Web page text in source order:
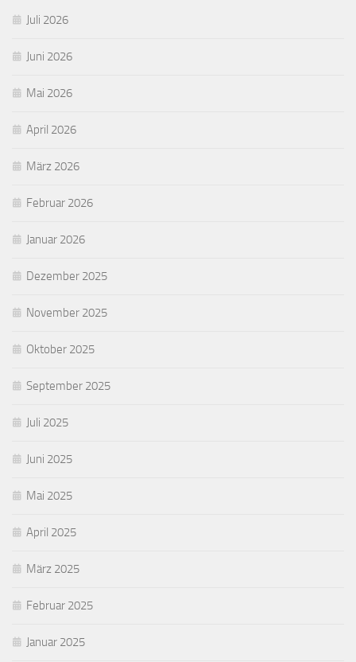
Juli 2026
Juni 2026
Mai 2026
April 2026
März 2026
Februar 2026
Januar 2026
Dezember 2025
November 2025
Oktober 2025
September 2025
Juli 2025
Juni 2025
Mai 2025
April 2025
März 2025
Februar 2025
Januar 2025